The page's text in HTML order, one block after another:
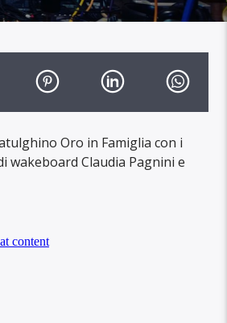
Oro in Famiglia con i
wakeboard Claudia Pagnini e